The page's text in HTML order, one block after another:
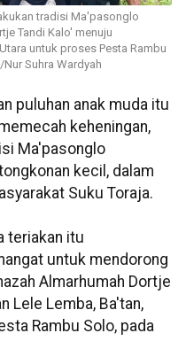
tradisi Ma'pasonglo
Tandi Kalo' menuju
untuk proses Pesta Rambu
Suhra Wardyah
puluhan anak muda itu
keheningan,
Ma'pasonglo
kecil, dalam
Suku Toraja.
teriakan itu
untuk mendorong
Almarhumah Dortje
Lele Lemba, Ba'tan,
Rambu Solo, pada